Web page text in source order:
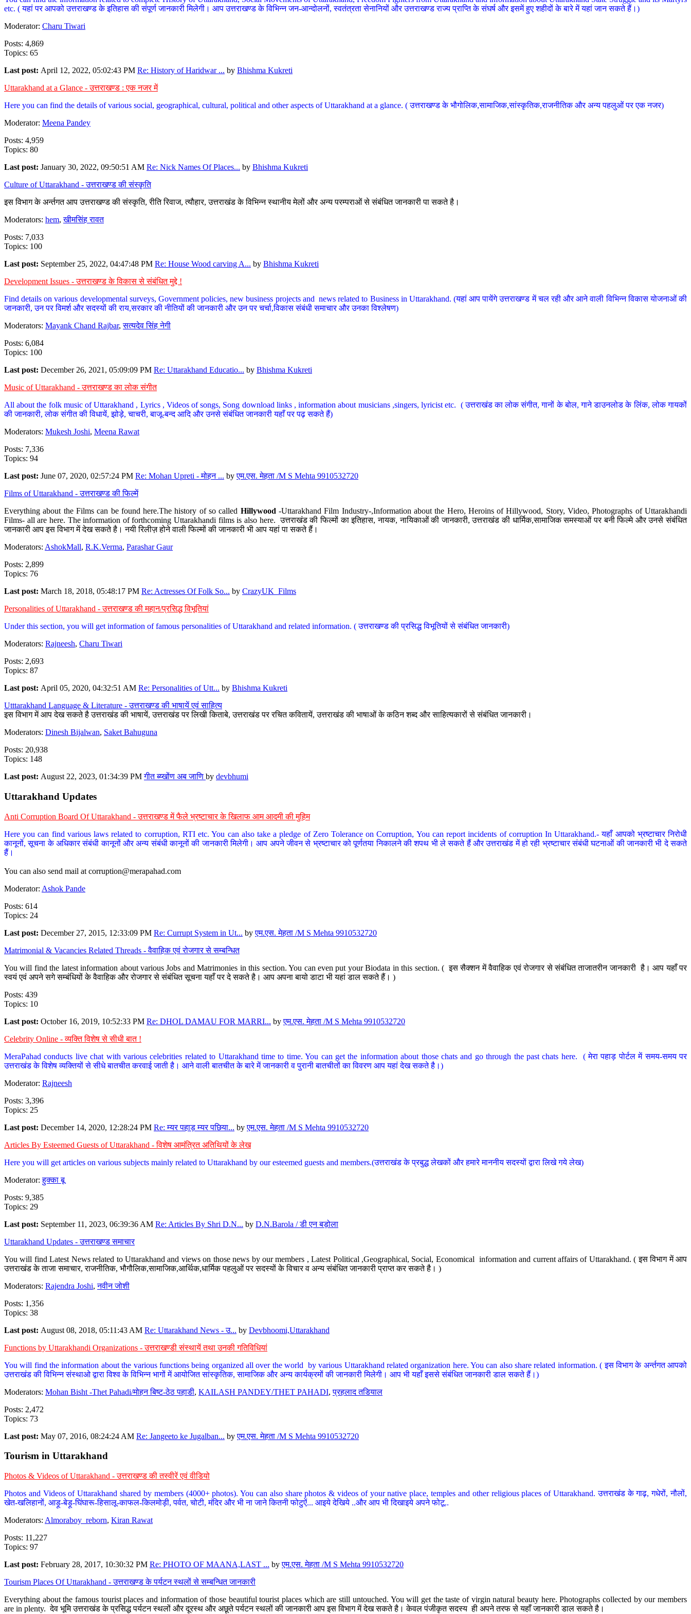
etc. ( यहां पर आपको उत्तराखण्ड के इतिहास की संपूर्ण जानकारी मिलेगी। आप उत्तराखण्ड के विभिन्न जन-आन्दोलनों, स्वतंत्रता सेनानियों और उत्तराखण्ड राज्य प्राप्ति के संघर्ष और इसमें हुए शहीदों के बारे में यहां जान सकते हैं।)
Moderator: Charu Tiwari
Posts: 4,869
Topics: 65
Last post: April 12, 2022, 05:02:43 PM Re: History of Haridwar ... by Bhishma Kukreti
Uttarakhand at a Glance - उत्तराखण्ड : एक नजर में
Here you can find the details of various social, geographical, cultural, political and other aspects of Uttarakhand at a glance. ( उत्तराखण्ड के भौगोलिक,सामाजिक,सांस्कृतिक,राजनीतिक और अन्य पहलुओं पर एक नजर)
Moderator: Meena Pandey
Posts: 4,959
Topics: 80
Last post: January 30, 2022, 09:50:51 AM Re: Nick Names Of Places... by Bhishma Kukreti
Culture of Uttarakhand - उत्तराखण्ड की संस्कृति
इस विभाग के अर्न्तगत आप उत्तराखण्ड की संस्कृति, रीति रिवाज, त्यौहार, उत्तराखंड के विभिन्न स्थानीय मेलों और अन्य परम्पराओं से संबंधित जानकारी पा सकते है।
Moderators: hem,खीमसिंह रावत
Posts: 7,033
Topics: 100
Last post: September 25, 2022, 04:47:48 PM Re: House Wood carving A... by Bhishma Kukreti
Development Issues - उत्तराखण्ड के विकास से संबंधित मुद्दे !
Find details on various developmental surveys, Government policies, new business projects and news related to Business in Uttarakhand. (यहां आप पायेंगे उत्तराखण्ड में चल रही और आने वाली विभिन्न विकास योजनाओं की
जानकारी, उन पर विमर्श और सदस्यों की राय,सरकार की नीतियों की जानकारी और उन पर चर्चा,विकास संबंधी समाचार और उनका विश्लेषण)
Moderators: Mayank Chand Rajbar,सत्यदेव सिंह नेगी
Posts: 6,084
Topics: 100
Last post: December 26, 2021, 05:09:09 PM Re: Uttarakhand Educatio... by Bhishma Kukreti
Music of Uttarakhand - उत्तराखण्ड का लोक संगीत
All about the folk music of Uttarakhand , Lyrics , Videos of songs, Song download links , information about musicians ,singers, lyricist etc. ( उत्तराखंड का लोक संगीत, गानों के बोल, गाने डाउनलोड के लिंक, लोक गायकों
की जानकारी, लोक संगीत की विधायें, झोड़े, चाचरी, बाजू-बन्द आदि और उनसे संबंधित जानकारी यहाँ पर पढ़ सकते हैं)
Moderators: Mukesh Joshi, Meena Rawat
Posts: 7,336
Topics: 94
Last post: June 07, 2020, 02:57:24 PM Re: Mohan Upreti - मोहन ... byएम.एस. मेहता /M S Mehta 9910532720
Films of Uttarakhand - उत्तराखण्ड की फिल्में
Everything about the Films can be found here.The history of so called Hillywood-Uttarakhand Film Industry-,Information about the Hero, Heroins of Hillywood, Story, Video, Photographs of Uttarakhandi
Films- all are here. The information of forthcoming Uttarakhandi films is also here. उत्तराखंड की फिल्मों का इतिहास, नायक, नायिकाओं की जानकारी, उत्तराखंड की धार्मिक,सामाजिक समस्याओं पर बनी फिल्मे और उनसे संबंधित
जानकारी आप इस विभाग में देख सकते है। नयी रिलीज़ होने वाली फिल्मों की जानकारी भी आप यहां पा सकते हैं।
Moderators: AshokMall, R.K.Verma, Parashar Gaur
Posts: 2,899
Topics: 76
Last post: March 18, 2018, 05:48:17 PM Re: Actresses Of Folk So... by CrazyUK_Films
Personalities of Uttarakhand - उत्तराखण्ड की महान/प्रसिद्ध विभूतियां
Under this section, you will get information of famous personalities of Uttarakhand and related information. ( उत्तराखण्ड की प्रसिद्ध विभूतियों से संबंधित जानकारी)
Moderators: Rajneesh, Charu Tiwari
Posts: 2,693
Topics: 87
Last post: April 05, 2020, 04:32:51 AM Re: Personalities of Utt... by Bhishma Kukreti
Utttarakhand Language & Literature - उत्तराखण्ड की भाषायें एवं साहित्य
इस विभाग में आप देख सकते है उत्तराखंड की भाषायें, उत्तराखंड पर लिखी किताबे, उत्तराखंड पर रचित कवितायें, उत्तराखंड की भाषाओं के कठिन शब्द और साहित्यकारों से संबंधित जानकारी।
Moderators: Dinesh Bijalwan, Saket Bahuguna
Posts: 20,938
Topics: 148
Last post: August 22, 2023, 01:34:39 PMगीत ब्य्खोंण अब जाणि by devbhumi
Uttarakhand Updates
Anti Corruption Board Of Uttarakhand - उत्तराखण्ड में फैले भ्रष्टाचार के खिलाफ आम आदमी की मुहिम
Here you can find various laws related to corruption, RTI etc. You can also take a pledge of Zero Tolerance on Corruption, You can report incidents of corruption In Uttarakhand.- यहाँ आपको भ्रष्टाचार निरोधी
कानूनों, सूचना के अधिकार संबंधी कानूनों और अन्य संबंधी कानूनों की जानकारी मिलेगी। आप अपने जीवन से भ्रष्टाचार को पूर्णतया निकालने की शपथ भी ले सकते हैं और उत्तराखंड में हो रही भ्रष्टाचार संबंधी घटनाओं की जानकारी भी दे सकते
हैं।
You can also send mail at corruption@merapahad.com
Moderator: Ashok Pande
Posts: 614
Topics: 24
Last post: December 27, 2015, 12:33:09 PM Re: Currupt System in Ut... byएम.एस. मेहता /M S Mehta 9910532720
Matrimonial & Vacancies Related Threads - वैवाहिक एवं रोजगार से सम्बन्धित
You will find the latest information about various Jobs and Matrimonies in this section. You can even put your Biodata in this section. ( इस सैक्शन में वैवाहिक एवं रोजगार से संबंधित ताजातरीन जानकारी है। आप यहाँ पर
स्वयं एवं अपने सगे सम्बंधियों के वैवाहिक और रोजगार से संबंधित सूचना यहाँ पर दे सकते है। आप अपना बायो डाटा भी यहां डाल सकते हैं। )
Posts: 439
Topics: 10
Last post: October 16, 2019, 10:52:33 PM Re: DHOL DAMAU FOR MARRI... byएम.एस. मेहता /M S Mehta 9910532720
Celebrity Online - व्यक्ति विशेष से सीधी बात !
MeraPahad conducts live chat with various celebrities related to Uttarakhand time to time. You can get the information about those chats and go through the past chats here. ( मेरा पहाड़ पोर्टल में समय-समय पर
उत्तराखंड के विशेष व्यक्तियों से सीधे बातचीत करवाई जाती है। आने वाली बातचीत के बारे में जानकारी व पुरानी बातचीतों का विवरण आप यहां देख सकते है।)
Moderator: Rajneesh
Posts: 3,396
Topics: 25
Last post: December 14, 2020, 12:28:24 PM Re: म्यर पहाड़ म्यर पछिया... byएम.एस. मेहता /M S Mehta 9910532720
Articles By Esteemed Guests of Uttarakhand - विशेष आमंत्रित अतिथियों के लेख
Here you will get articles on various subjects mainly related to Uttarakhand by our esteemed guests and members.(उत्तराखंड के प्रबुद्ध लेखकों और हमारे माननीय सदस्यों द्वारा लिखे गये लेख)
Moderator:हुक्का बू
Posts: 9,385
Topics: 29
Last post: September 11, 2023, 06:39:36 AM Re: Articles By Shri D.N... by D.N.Barola / डी एन बड़ोला
Uttarakhand Updates - उत्तराखण्ड समाचार
You will find Latest News related to Uttarakhand and views on those news by our members , Latest Political ,Geographical, Social, Economical information and current affairs of Uttarakhand. ( इस विभाग में आप
उत्तराखंड के ताजा समाचार, राजनीतिक, भौगौलिक,सामाजिक,आर्थिक,धार्मिक पहलुओं पर सदस्यों के विचार व अन्य संबंधित जानकारी प्राप्त कर सकते है। )
Moderators: Rajendra Joshi,नवीन जोशी
Posts: 1,356
Topics: 38
Last post: August 08, 2018, 05:11:43 AM Re: Uttarakhand News - उ... by Devbhoomi,Uttarakhand
Functions by Uttarakhandi Organizations - उत्तराखण्डी संस्थायें तथा उनकी गतिविधियां
You will find the information about the various functions being organized all over the world by various Uttarakhand related organization here. You can also share related information. ( इस विभाग के अर्न्तगत आपको
उत्तराखंड की विभिन्न संस्थाओ द्वारा विश्व के विभिन्न भागों में आयोजित सांस्कृतिक, सामाजिक और अन्य कार्यक्रमों की जानकारी मिलेगी। आप भी यहाँ इससे संबंधित जानकारी डाल सकते हैं।)
Moderators: Mohan Bisht -Thet Pahadi/मोहन बिष्ट-ठेठ पहाडी, KAILASH PANDEY/THET PAHADI,प्रहलाद तडियाल
Posts: 2,472
Topics: 73
Last post: May 07, 2016, 08:24:24 AM Re: Jangeeto ke Jugalban... byएम.एस. मेहता /M S Mehta 9910532720
Tourism in Uttarakhand
Photos & Videos of Uttarakhand - उत्तराखण्ड की तस्वीरें एवं वीडियो
Photos and Videos of Uttarakhand shared by members (4000+ photos). You can also share photos & videos of your native place, temples and other religious places of Uttarakhand. उत्तराखंड के गाढ़, गधेरों, नौलों,
खेत-खलिहानों, आड़ू-बेड़ू-घिंघारू-हिसालू-काफल-किलमोड़ी, पर्वत, चोटी, मंदिर और भी ना जाने कितनी फोटुऐं... आइये देखिये ..और आप भी दिखाइये अपने फोटू..
Moderators: Almoraboy_reborn, Kiran Rawat
Posts: 11,227
Topics: 97
Last post: February 28, 2017, 10:30:32 PM Re: PHOTO OF MAANA,LAST ... byएम.एस. मेहता /M S Mehta 9910532720
Tourism Places Of Uttarakhand - उत्तराखण्ड के पर्यटन स्थलों से सम्बन्धित जानकारी
Everything about the famous tourist places and information of those beautiful tourist places which are still untouched. You will get the taste of virgin natural beauty here. Photographs collected by our members
are in plenty. देव भूमि उत्तराखंड के प्रसिद्ध पर्यटन स्थलों और दूरस्थ और अछूते पर्यटन स्थलों की जानकारी आप इस विभाग में देख सकते है। केवल पंजीकृत सदस्य ही अपने तरफ से यहाँ जानकारी डाल सकते है।